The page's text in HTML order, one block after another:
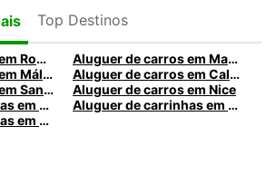
Top Destinos
Aluguer de carros em Roma
Aluguer de carros em Madrid
Aluguer de carros em Málaga
Aluguer de carros em Caldas da Rainha
Aluguer de carros em Santa Maria da Feira
Aluguer de carros em Nice
Aluguer de carrinhas em Nice
Aluguer de carrinhas em Santa Maria da Feira
Aluguer de carrinhas em Caldas da Rainha